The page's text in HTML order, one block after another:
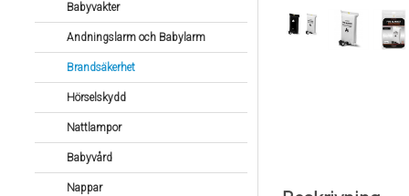
Babyvakter
Andningslarm och Babylarm
Brandsäkerhet
Hörselskydd
Nattlampor
Babyvård
Nappar